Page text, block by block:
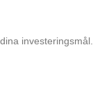
investeringsmål.